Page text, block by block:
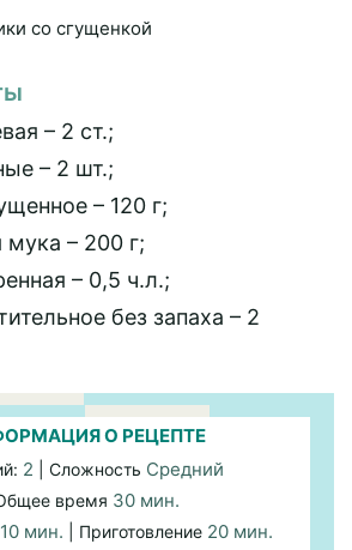
– 2 ст.;
– 2 шт.;
– 120 г;
– 200 г;
– 0,5 ч.л.;
без запаха – 2
О РЕЦЕПТЕ
2 | Сложность Средний
время 30 мин.
10 мин. | Приготовление 20 мин.